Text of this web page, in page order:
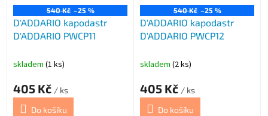
540 Kč –25 %
D'ADDARIO kapodastr
D'ADDARIO PWCP11
skladem (1 ks)
405 Kč / ks
Do košíku
540 Kč –25 %
D'ADDARIO kapodastr
D'ADDARIO PWCP12
skladem (2 ks)
405 Kč / ks
Do košíku